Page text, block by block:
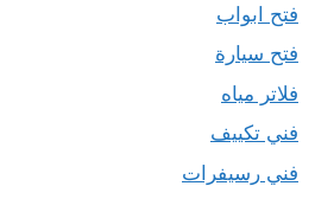
فتح ابواب
فتح سيارة
فلاتر مياه
فني تكييف
فني رسيفرات